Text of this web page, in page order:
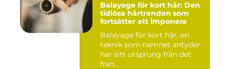
Balayage för kort hår: Den
tidlösa hårtrenden som
fortsätter att imponera
Balayage för kort hår, en
teknik som namnet antyder
har sitt ursprung från det
fran...